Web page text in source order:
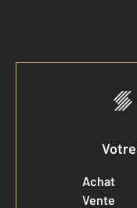
Achat
Vente